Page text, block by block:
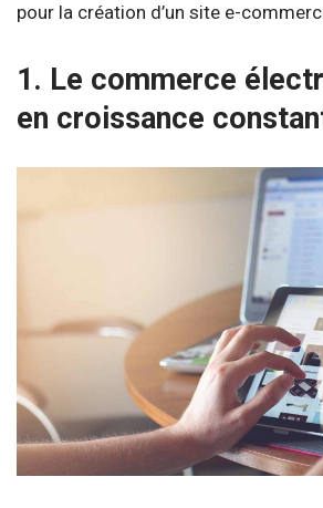
pour la création d’un site e-
1. Le commerce
en croissance